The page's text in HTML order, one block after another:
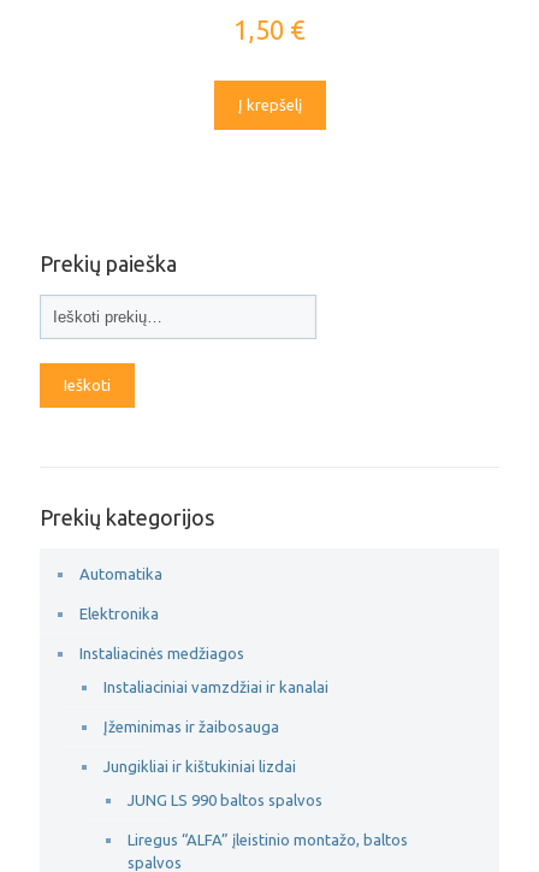
1,50 €
Į krepšelį
Prekių paieška
Ieškoti
Prekių kategorijos
Automatika
Elektronika
Instaliacinės medžiagos
Instaliaciniai vamzdžiai ir kanalai
Įžeminimas ir žaibosauga
Jungikliai ir kištukiniai lizdai
JUNG LS 990 baltos spalvos
Liregus “ALFA” įleistinio montažo, baltos
spalvos